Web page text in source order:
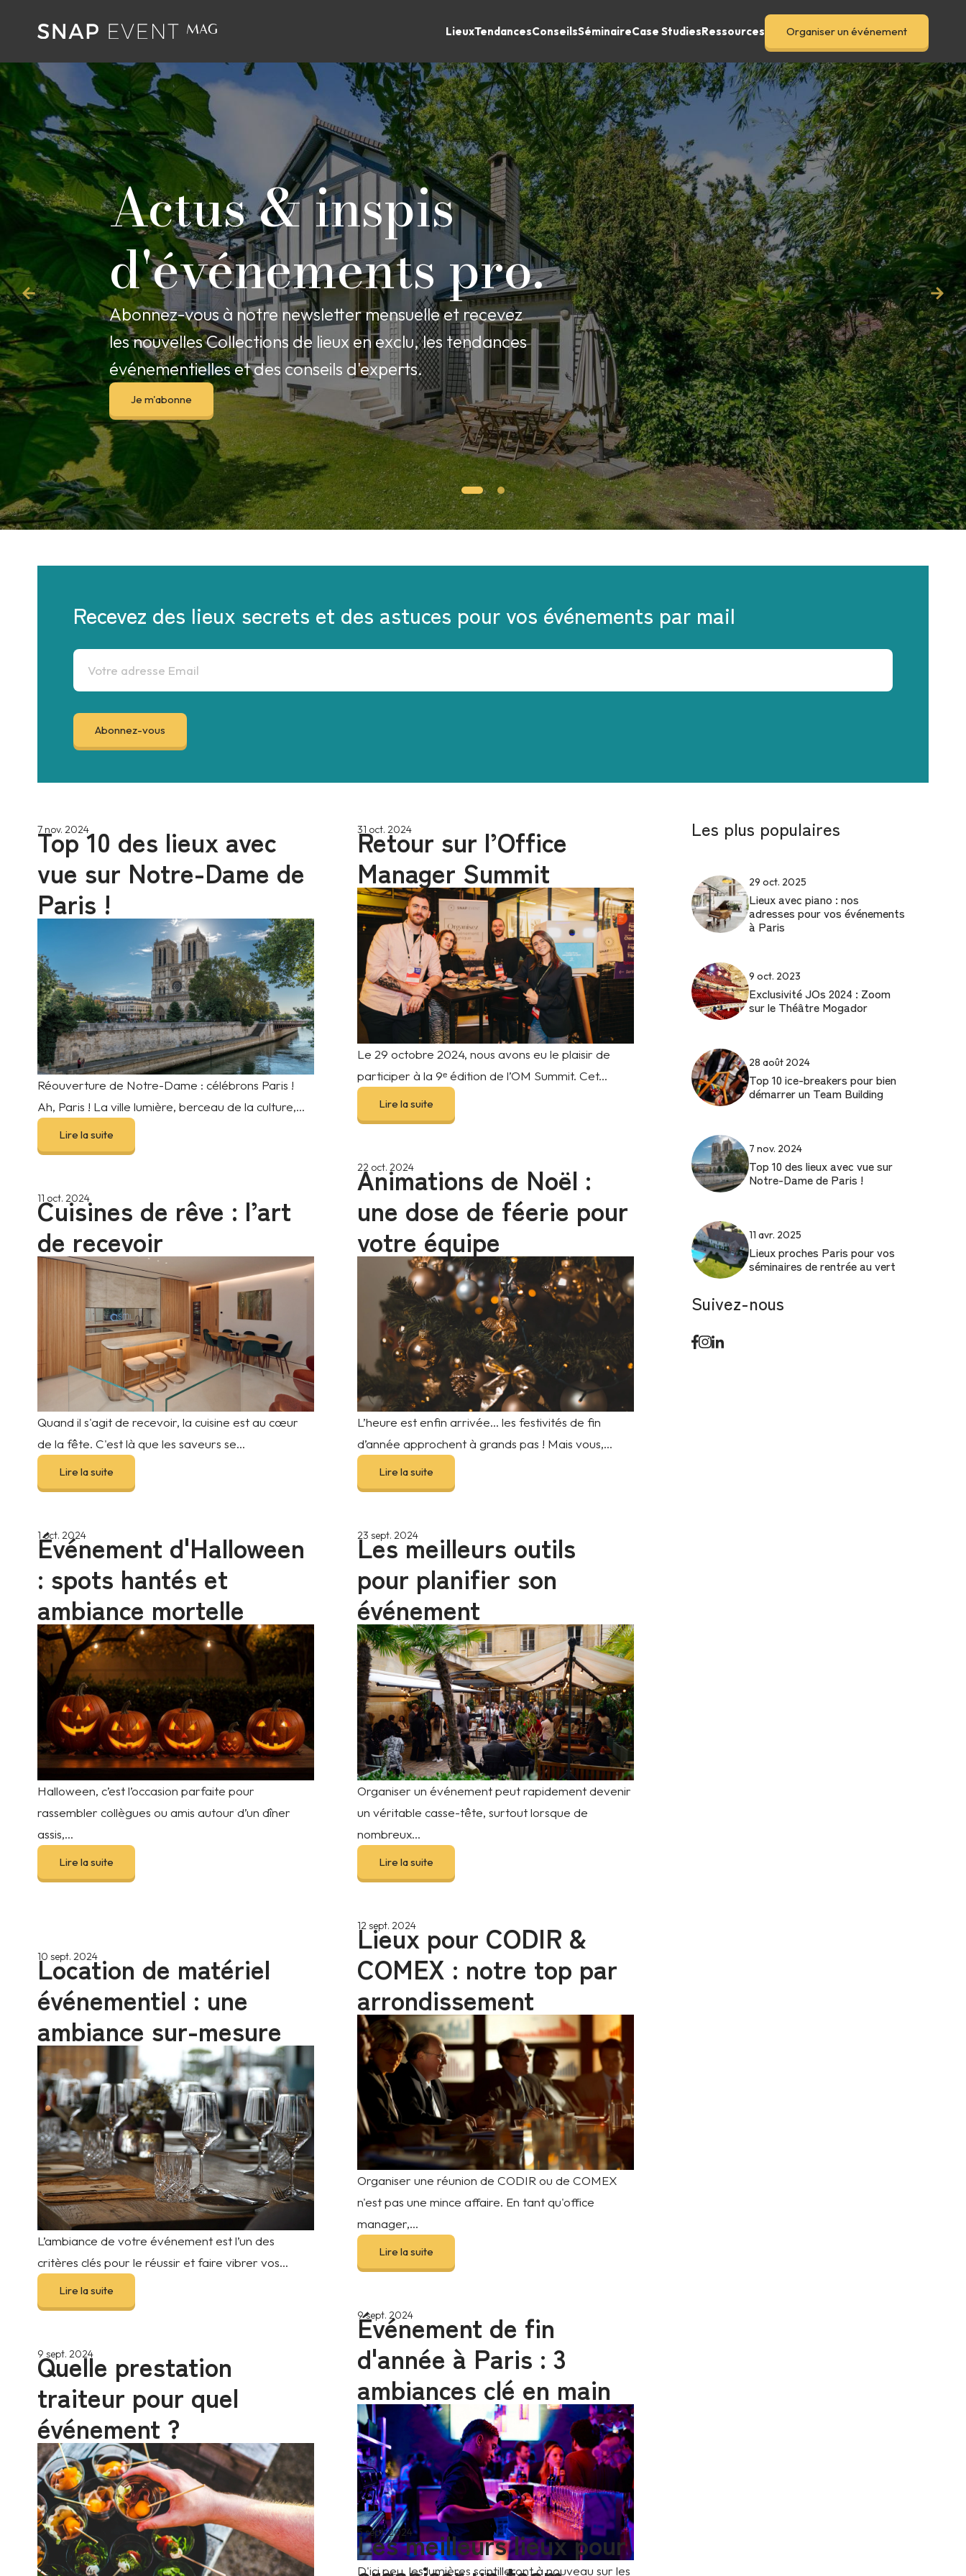
LieuxTendancesConseilsSéminaireCase StudiesRessources Organiser un événement
Actus & inspis
d'événements pro.
Abonnez-vous à notre newsletter mensuelle et recevez
les nouvelles Collections de lieux en exclu, les tendances
événementielles et des conseils d'experts.
Je m'abonne
Recevez des lieux secrets et des astuces pour vos événements par mail
Top 10 des lieux avec
vue sur Notre-Dame de
Paris !
7 nov. 2024
Réouverture de Notre-Dame : célébrons Paris !
Ah, Paris ! La ville lumière, berceau de la culture,...
Lire la suite
Retour sur l’Office
Manager Summit
31 oct. 2024
Le 29 octobre 2024, nous avons eu le plaisir de
participer à la 9ᵉ édition de l’OM Summit. Cet...
Lire la suite
Animations de Noël :
une dose de féerie pour
votre équipe
22 oct. 2024
L’heure est enfin arrivée… les festivités de fin
d’année approchent à grands pas ! Mais vous,...
Lire la suite
Cuisines de rêve : l’art
de recevoir
11 oct. 2024
Quand il s'agit de recevoir, la cuisine est au cœur
de la fête. C'est là que les saveurs se...
Lire la suite
Événement d'Halloween
: spots hantés et
ambiance mortelle
1 oct. 2024
Halloween, c’est l’occasion parfaite pour
rassembler collègues ou amis autour d’un dîner
assis,...
Lire la suite
Les meilleurs outils
pour planifier son
événement
23 sept. 2024
Organiser un événement peut rapidement devenir
un véritable casse-tête, surtout lorsque de
nombreux...
Lire la suite
Lieux pour CODIR &
COMEX : notre top par
arrondissement
12 sept. 2024
Organiser une réunion de CODIR ou de COMEX
n'est pas une mince affaire. En tant qu'office
manager,...
Lire la suite
Location de matériel
événementiel : une
ambiance sur-mesure
10 sept. 2024
L’ambiance de votre événement est l’un des
critères clés pour le réussir et faire vibrer vos...
Lire la suite
Événement de fin
d'année à Paris : 3
ambiances clé en main
9 sept. 2024
D'ici peu, les lumières scintilleront à nouveau sur les
Quelle prestation
traiteur pour quel
événement ?
9 sept. 2024
Les meilleurs lieux pour
5 sept. 2024
2 sept. 2024
Les plus populaires
29 oct. 2025
Lieux avec piano : nos
adresses pour vos événements
à Paris
9 oct. 2023
Exclusivité JOs 2024 : Zoom
sur le Théâtre Mogador
28 août 2024
Top 10 ice-breakers pour bien
démarrer un Team Building
7 nov. 2024
Top 10 des lieux avec vue sur
Notre-Dame de Paris !
11 avr. 2025
Lieux proches Paris pour vos
séminaires de rentrée au vert
Suivez-nous